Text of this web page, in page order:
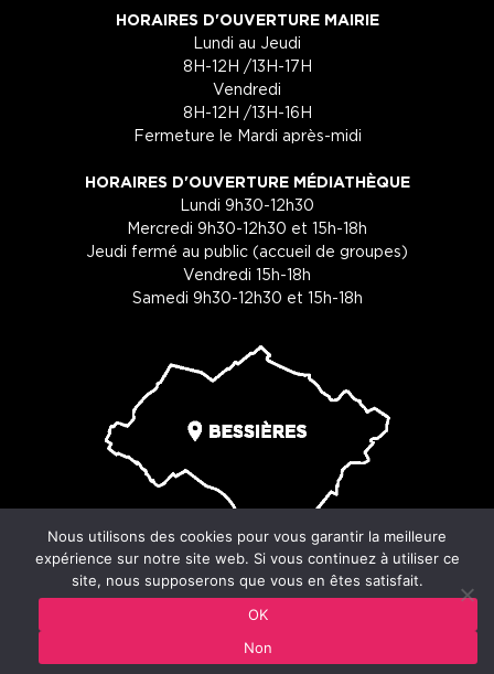
HORAIRES D'OUVERTURE MAIRIE
Lundi au Jeudi
8H-12H /13H-17H
Vendredi
8H-12H /13H-16H
Fermeture le Mardi après-midi
HORAIRES D'OUVERTURE MÉDIATHÈQUE
Lundi 9h30-12h30
Mercredi 9h30-12h30 et 15h-18h
Jeudi fermé au public (accueil de groupes)
Vendredi 15h-18h
Samedi 9h30-12h30 et 15h-18h
© Copyright 2026 - Ville de Bessières - 29 place du souvenir -
Mentions légales
Nous utilisons des cookies pour vous garantir la meilleure
expérience sur notre site web. Si vous continuez à utiliser ce
site, nous supposerons que vous en êtes satisfait.
OK
Non